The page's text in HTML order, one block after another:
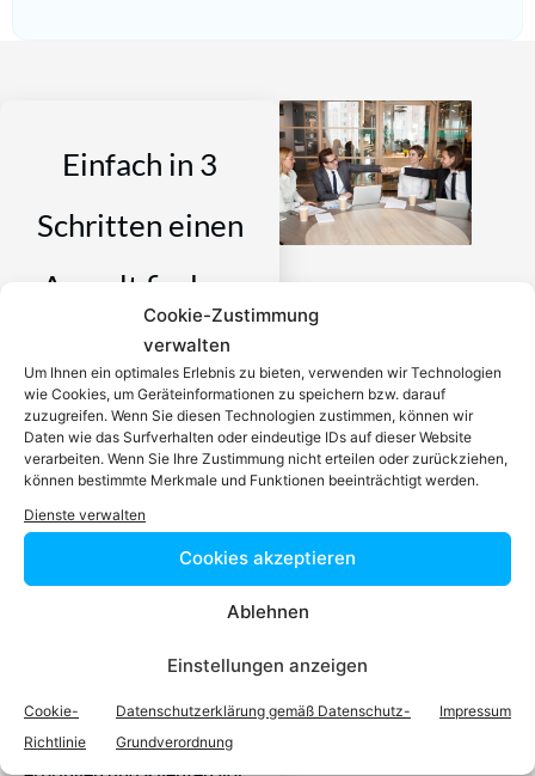
Cookie-Zustimmung
verwalten
Um Ihnen ein optimales Erlebnis zu bieten, verwenden wir Technologien
wie Cookies, um Geräteinformationen zu speichern bzw. darauf
zuzugreifen. Wenn Sie diesen Technologien zustimmen, können wir
Daten wie das Surfverhalten oder eindeutige IDs auf dieser Website
verarbeiten. Wenn Sie Ihre Zustimmung nicht erteilen oder zurückziehen,
können bestimmte Merkmale und Funktionen beeinträchtigt werden.
Dienste verwalten
Cookies akzeptieren
Ablehnen
Einstellungen anzeigen
Cookie-
Richtlinie
Datenschutzerklärung gemäß Datenschutz-
Grundverordnung
Impressum
Einfach in 3
Schritten einen
Anwalt finden,
der auf Ihr
Rechtsproblem
spezialisiert ist
Ein zugelassener Anwalt /
eine zugelassen Anwältin ist
zu beraten und Klienten vor
Gericht zu vertreten. Es ist
Dienstleistungen im Bereich
der Rechtsberatung zu